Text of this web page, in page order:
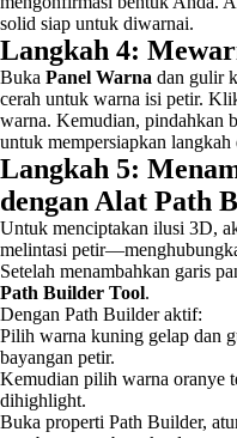
solid siap untuk diwarnai.
Langkah 4:
Buka Panel Warna dan gulir
cerah untuk warna isi petir.
warna. Kemudian, pindahkan
untuk mempersiapkan
Langkah 5:
dengan Alat Path
Untuk menciptakan ilusi 3D,
melintasi
Setelah menambahkan garis
Path Builder Tool.
Dengan Path Builder aktif:
Pilih warna kuning gelap dan
bayangan petir.
Kemudian pilih warna oranye
dihighlight.
Buka properti Path Builder,